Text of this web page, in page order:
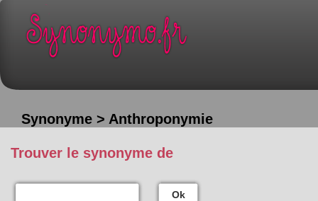
Synonyme > Anthroponymie
Trouver le synonyme de
Ok